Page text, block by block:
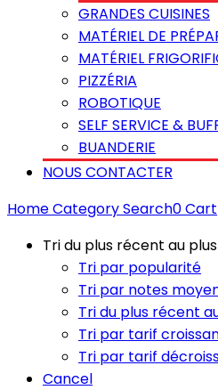
GRANDES CUISINES
MATÉRIEL DE
MATÉRIEL
PIZZÉRIA
ROBOTIQUE
SELF SERVICE &
BUANDERIE
NOUS CONTACTER
HomeCategorySearch0Cart
Tri du plus récent au
Tri par popularité
Tri par notes
Tri du plus récent
Tri par tarif
Tri par tarif
Cancel